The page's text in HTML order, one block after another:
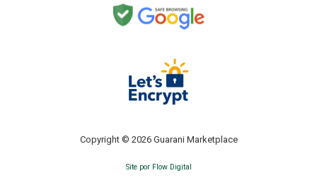
Copyright © 2026 Guarani Marketplace
Site por Flow Digital